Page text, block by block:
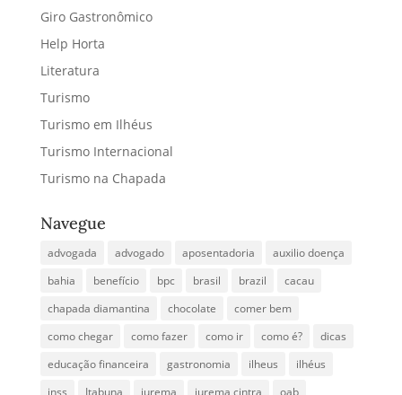
Giro Gastronômico
Help Horta
Literatura
Turismo
Turismo em Ilhéus
Turismo Internacional
Turismo na Chapada
Navegue
advogada advogado aposentadoria
auxilio doença
bahia
benefício bpc brasil brazil
cacau
chapada diamantina
chocolate
comer bem
como chegar
como fazer como ir como é?
dicas
educação financeira
gastronomia ilheus
ilhéus
inss
Itabuna jurema jurema cintra
oab